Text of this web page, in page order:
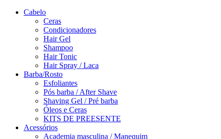
Cabelo
Ceras
Condicionadores
Hair Gel
Shampoo
Hair Tonic
Hair Spray / Laca
Barba/Rosto
Esfoliantes
Pós barba / After Shave
Shaving Gel / Pré barba
Óleos e Ceras
KITS DE PREESENTE
Acessórios
Academia masculina / Manequim